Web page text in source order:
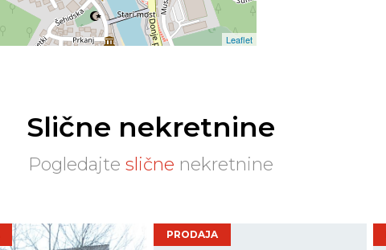
Leaflet
Slične nekretnine
Pogledajte slične nekretnine
PRODAJA